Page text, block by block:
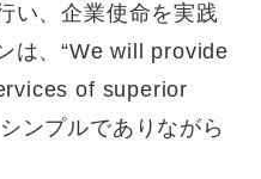
い、企業使命を実践
は、“We will provide
of superior
ンプルでありながら